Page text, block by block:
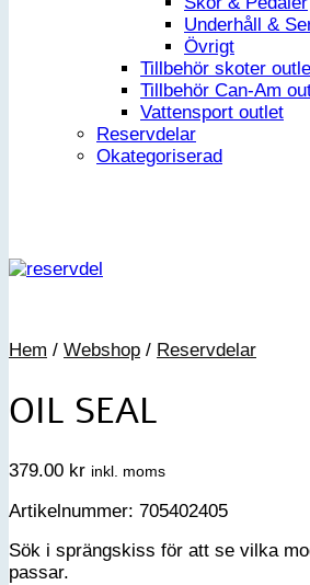
Underhåll &
Övrigt
Tillbehör skoter
Tillbehör Can-Am
Vattensport outlet
Reservdelar
Okategoriserad
Hem / Webshop / Reservdelar
OIL SEAL
379.00 kr inkl. moms
Artikelnummer: 705402405
Sök i sprängskiss för att se vilka
passar.